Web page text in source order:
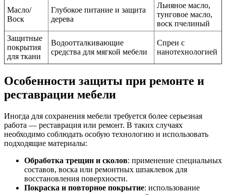
Масло/
Воск
Глубокое питание и защита
дерева
Льняное масло,
тунговое масло,
воск пчелиный
Защитные
покрытия
для ткани
Водоотталкивающие
средства для мягкой мебели
Спреи с
нанотехнологией
Особенности защиты при ремонте и
реставрации мебели
Иногда для сохранения мебели требуется более серьезная
работа — реставрация или ремонт. В таких случаях
необходимо соблюдать особую технологию и использовать
подходящие материалы:
Обработка трещин и сколов: применение специальных
составов, воска или ремонтных шпаклевок для
восстановления поверхности.
Покраска и повторное покрытие: использование